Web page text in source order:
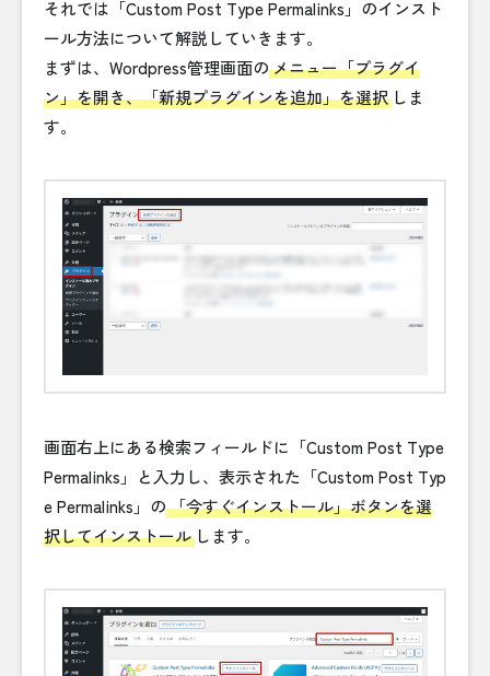
それでは「Custom Post Type Permalinks」のインスト
ール方法について解説していきます。
まずは、Wordpress管理画面のメニュー「プラグイ
ン」を開き、「新規プラグインを追加」を選択 しま
す。
画面右上にある検索フィールドに「Custom Post Type
Permalinks」と入力し、表示された「Custom Post Typ
e Permalinks」の「今すぐインストール」ボタンを選
択してインストール します。